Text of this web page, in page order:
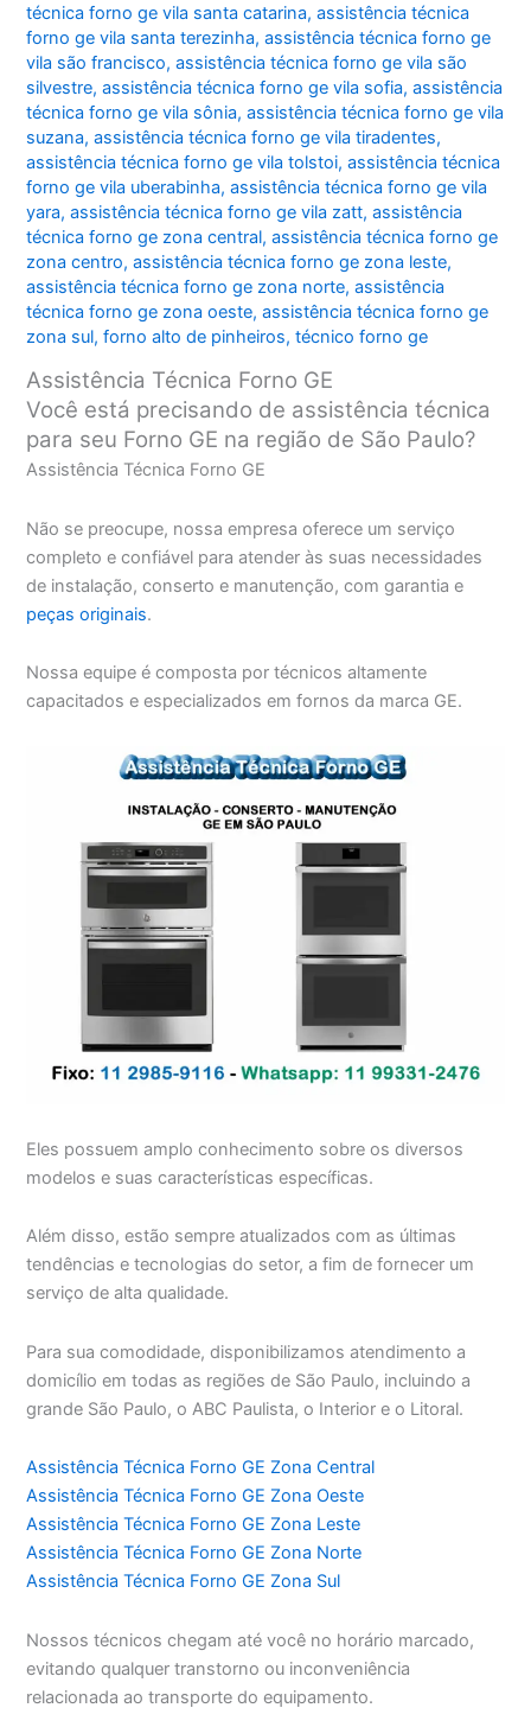
técnica forno ge vila santa catarina,assistência técnica
forno ge vila santa terezinha,assistência técnica forno ge
vila são francisco,assistência técnica forno ge vila são
silvestre,assistência técnica forno ge vila sofia,assistência
técnica forno ge vila sônia,assistência técnica forno ge vila
suzana,assistência técnica forno ge vila tiradentes,
assistência técnica forno ge vila tolstoi,assistência técnica
forno ge vila uberabinha,assistência técnica forno ge vila
yara,assistência técnica forno ge vila zatt,assistência
técnica forno ge zona central,assistência técnica forno ge
zona centro,assistência técnica forno ge zona leste,
assistência técnica forno ge zona norte,assistência
técnica forno ge zona oeste,assistência técnica forno ge
zona sul,forno alto de pinheiros,técnico forno ge
Assistência Técnica Forno GE
Você está precisando de assistência técnica
para seu Forno GE na região de São Paulo?
Assistência Técnica Forno GE
Não se preocupe, nossa empresa oferece um serviço
completo e confiável para atender às suas necessidades
de instalação, conserto e manutenção, com garantia e
peças originais.
Nossa equipe é composta por técnicos altamente
capacitados e especializados em fornos da marca GE.
Eles possuem amplo conhecimento sobre os diversos
modelos e suas características específicas.
Além disso, estão sempre atualizados com as últimas
tendências e tecnologias do setor, a fim de fornecer um
serviço de alta qualidade.
Para sua comodidade, disponibilizamos atendimento a
domicílio em todas as regiões de São Paulo, incluindo a
grande São Paulo, o ABC Paulista, o Interior e o Litoral.
Assistência Técnica Forno GE Zona Central
Assistência Técnica Forno GE Zona Oeste
Assistência Técnica Forno GE Zona Leste
Assistência Técnica Forno GE Zona Norte
Assistência Técnica Forno GE Zona Sul
Nossos técnicos chegam até você no horário marcado,
evitando qualquer transtorno ou inconveniência
relacionada ao transporte do equipamento.